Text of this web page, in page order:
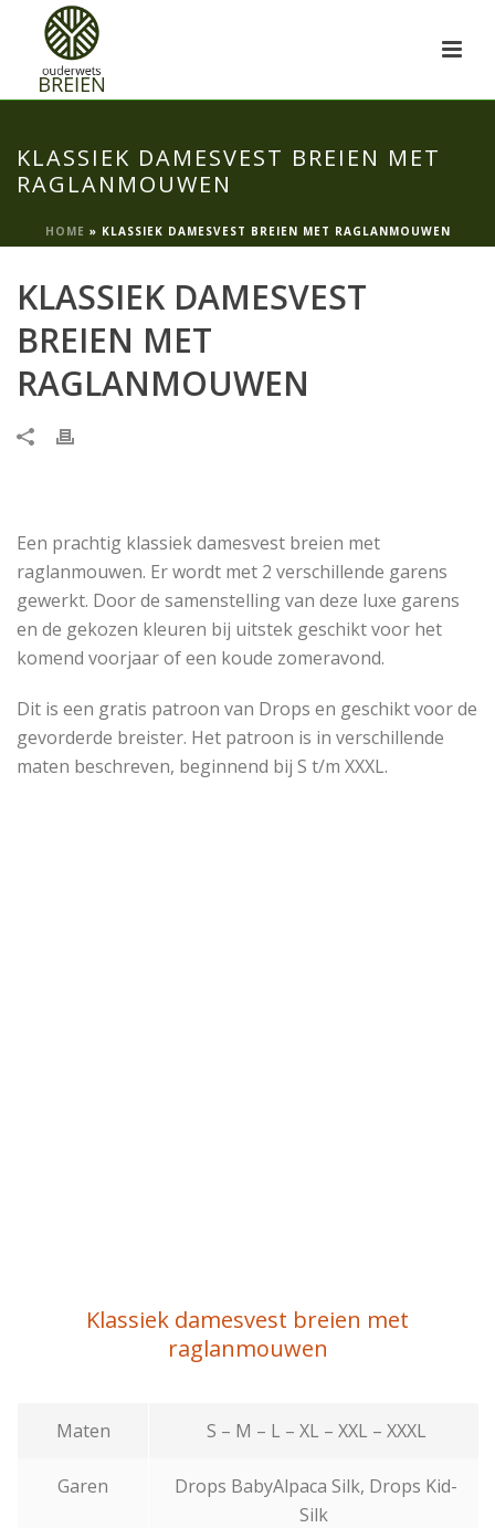
KLASSIEK DAMESVEST BREIEN MET
RAGLANMOUWEN
HOME » KLASSIEK DAMESVEST BREIEN MET RAGLANMOUWEN
KLASSIEK DAMESVEST
BREIEN MET
RAGLANMOUWEN
Een prachtig klassiek damesvest breien met
raglanmouwen. Er wordt met 2 verschillende garens
gewerkt. Door de samenstelling van deze luxe garens
en de gekozen kleuren bij uitstek geschikt voor het
komend voorjaar of een koude zomeravond.
Dit is een gratis patroon van Drops en geschikt voor de
gevorderde breister. Het patroon is in verschillende
maten beschreven, beginnend bij S t/m XXXL.
Klassiek damesvest breien met
raglanmouwen
Maten S – M – L – XL – XXL – XXXL
Garen
Drops BabyAlpaca Silk, Drops Kid-
Silk